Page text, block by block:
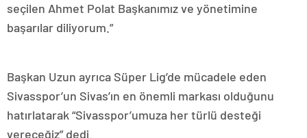
seçilen Ahmet Polat Başkanımız ve yönetimine
başarılar diliyorum.”
Başkan Uzun ayrıca Süper Lig’de mücadele eden
Sivasspor’un Sivas’ın en önemli markası olduğunu
hatırlatarak “Sivasspor’umuza her türlü desteği
vereceğiz” dedi.